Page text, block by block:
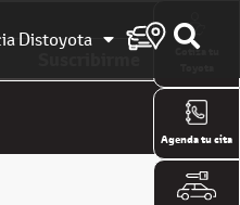
Distoyota
Suscribirme
Cotiza tu
Agenda tu cita